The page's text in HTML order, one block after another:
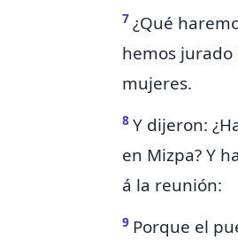
7 ¿Qué
hemos jurado
mujeres.
8 Y dijeron:
en Mizpa? Y
á la reunión:
9 Porque el